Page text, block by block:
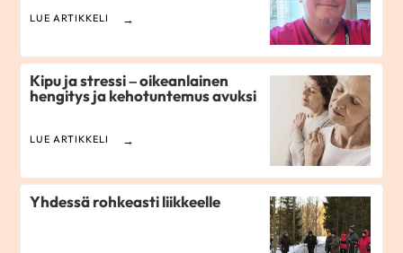
LUE ARTIKKELI
Kipu ja stressi – oikeanlainen
hengitys ja kehotuntemus avuksi
LUE ARTIKKELI
Yhdessä rohkeasti liikkeelle